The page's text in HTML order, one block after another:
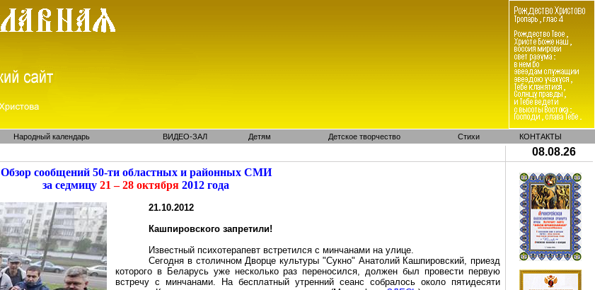
Народный календарь ВИДЕО-ЗАЛ Детям Детское творчество Стихи КОНТАКТЫ
08.08.26
Обзор сообщений 50-ти областных и районных СМИ
за седмицу 21 – 28 октября 2012 года
21.10.2012
Кашпировского запретили!
Известный психотерапевт встретился с минчанами на улице.
Сегодня в столичном Дворце культуры "Сукно" Анатолий Кашпировский, приезд
которого в Беларусь уже несколько раз переносился, должен был провести первую
встречу с минчанами. На бесплатный утренний сеанс собралось около пятидесяти